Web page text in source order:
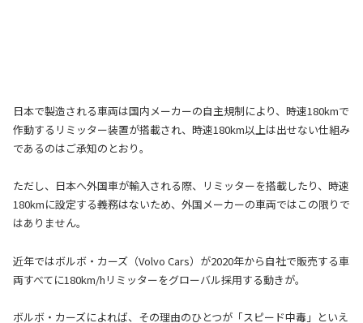
日本で製造される車両は国内メーカーの自主規制により、時速180kmで
作動するリミッター装置が搭載され、時速180km以上は出せない仕組み
であるのはご承知のとおり。
ただし、日本へ外国車が輸入される際、リミッターを搭載したり、時速
180kmに設定する義務はないため、外国メーカーの車両ではこの限りで
はありません。
近年ではボルボ・カーズ（Volvo Cars）が2020年から自社で販売する車
両すべてに180km/hリミッターをグローバル採用する動きが。
ボルボ・カーズによれば、その理由のひとつが「スピード中毒」といえ